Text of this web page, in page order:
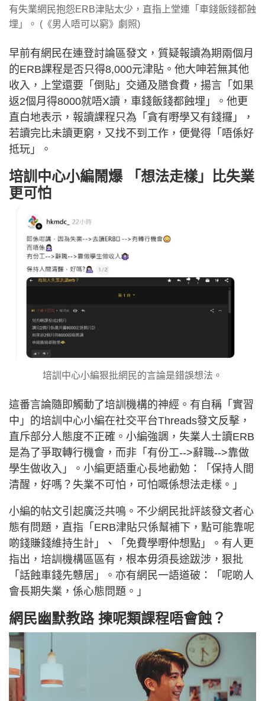
有失業網民抱怨ERB津貼太少，直指上堂連「車錢飯錢都蝕
埋」。 (《男人唔可以窮》劇照)
早前有網民在連登討論區發文，質疑報讀為期兩個月
的ERB課程是否只得8,000元津貼。他大呻若無其他
收入，上堂還要「倒貼」交通及膳食費，揚言「如果
返2個月得8000就唔X讀，車錢飯錢都蝕埋」。他更
直白地表示，報讀課程只為「貪有嘢學又有錢攞」，
若讀完比未讀更窮，又找不到工作，便覺得「唔係好
抵玩」。
培訓中心小編鬧爆 「想法走樣」比失業
更可怕
培訓中心小編狠批網民的言論是錯誤想法。
這番言論隨即觸動了培訓機構的神經。有自稱「實習
中」的培訓中心小編在社交平台Threads發文反擊，
直斥部分人態度不正確。小編強調，失業人士讀ERB
是為了爭取轉行機會，而非「有份工-->辭職-->靠做
學生做收入」。小編更語重心長地勸勉：「保持人間
清醒，好嗎？失業不可怕，可怕嘅係想法走樣。」
小編的帖文引起廣泛共鳴。不少網民批評該發文者心
態有問題，直指「ERB津貼只係幫補下，點可能靠呢
啲錢賺錢維持生計」、「免費學嘢仲想點」。有人更
指出，培訓機構區區有，根本毋須長途跋涉，狠批
「話蝕車錢先戇居」。亦有網民一語道破：「呢啲人
會長期失業，係心態問題。」
網民幽默教路 揀呢類課程唔會蝕？